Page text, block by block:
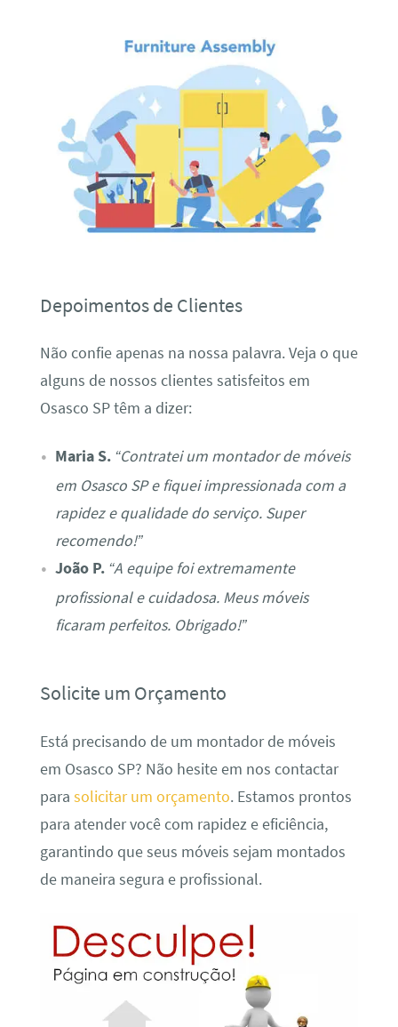
Depoimentos de Clientes
Não confie apenas na nossa palavra. Veja o que
alguns de nossos clientes satisfeitos em
Osasco SP têm a dizer:
Maria S. “Contratei um montador de móveis
em Osasco SP e fiquei impressionada com a
rapidez e qualidade do serviço. Super
recomendo!”
João P. “A equipe foi extremamente
profissional e cuidadosa. Meus móveis
ficaram perfeitos. Obrigado!”
Solicite um Orçamento
Está precisando de um montador de móveis
em Osasco SP? Não hesite em nos contactar
para solicitar um orçamento. Estamos prontos
para atender você com rapidez e eficiência,
garantindo que seus móveis sejam montados
de maneira segura e profissional.